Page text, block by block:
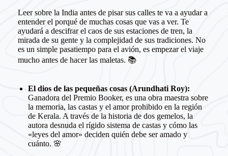
Leer sobre la India antes de pisar sus calles te va a ayudar a
entender el porqué de muchas cosas que vas a ver. Te
ayudará a descifrar el caos de sus estaciones de tren, la
mirada de su gente y la complejidad de sus tradiciones. No
es un simple pasatiempo para el avión, es empezar el viaje
mucho antes de hacer las maletas. 📚
El dios de las pequeñas cosas (Arundhati Roy):
Ganadora del Premio Booker, es una obra maestra sobre
la memoria, las castas y el amor prohibido en la región
de Kerala. A través de la historia de dos gemelos, la
autora desnuda el rígido sistema de castas y cómo las
«leyes del amor» deciden quién debe ser amado y
cuánto. 🌸